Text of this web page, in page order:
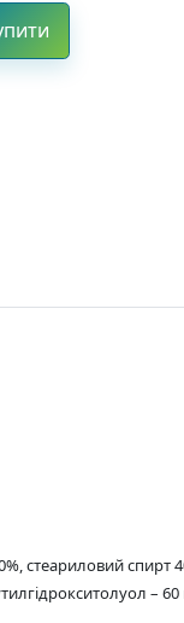
стеариловий спирт
–